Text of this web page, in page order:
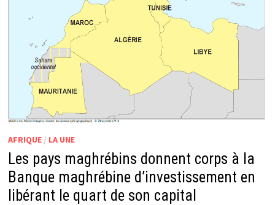
AFRIQUE/ LA UNE
Les pays maghrébins donnent corps à la
Banque maghrébine d’investissement en
libérant le quart de son capital